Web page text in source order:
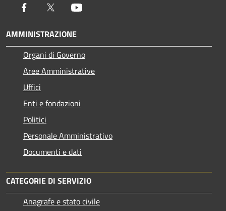
Facebook Twitter
AMMINISTRAZIONE
Organi di Governo
Aree Amministrative
Uffici
Enti e fondazioni
Politici
Personale Amministrativo
Documenti e dati
CATEGORIE DI SERVIZIO
Anagrafe e stato civile